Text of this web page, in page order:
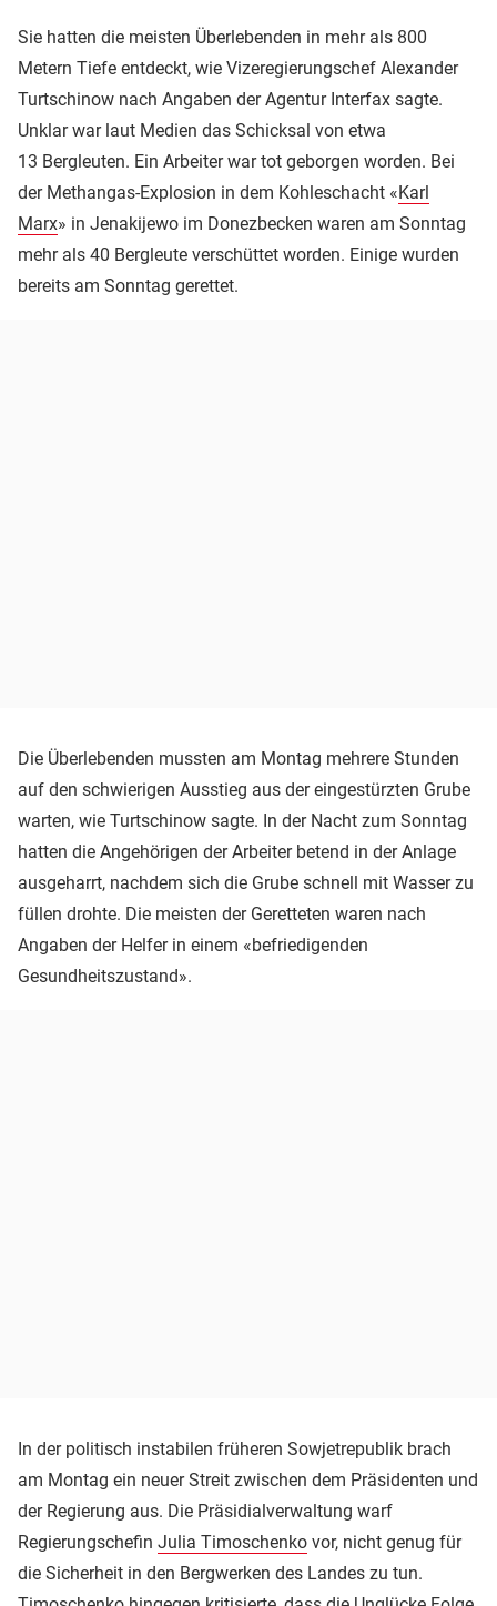
Sie hatten die meisten Überlebenden in mehr als 800
Metern Tiefe entdeckt, wie Vizeregierungschef Alexander
Turtschinow nach Angaben der Agentur Interfax sagte.
Unklar war laut Medien das Schicksal von etwa
13 Bergleuten. Ein Arbeiter war tot geborgen worden. Bei
der Methangas-Explosion in dem Kohleschacht «Karl
Marx» in Jenakijewo im Donezbecken waren am Sonntag
mehr als 40 Bergleute verschüttet worden. Einige wurden
bereits am Sonntag gerettet.
Die Überlebenden mussten am Montag mehrere Stunden
auf den schwierigen Ausstieg aus der eingestürzten Grube
warten, wie Turtschinow sagte. In der Nacht zum Sonntag
hatten die Angehörigen der Arbeiter betend in der Anlage
ausgeharrt, nachdem sich die Grube schnell mit Wasser zu
füllen drohte. Die meisten der Geretteten waren nach
Angaben der Helfer in einem «befriedigenden
Gesundheitszustand».
In der politisch instabilen früheren Sowjetrepublik brach
am Montag ein neuer Streit zwischen dem Präsidenten und
der Regierung aus. Die Präsidialverwaltung warf
Regierungschefin Julia Timoschenko vor, nicht genug für
die Sicherheit in den Bergwerken des Landes zu tun.